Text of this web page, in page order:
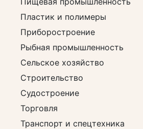
Пластик и полимеры
Приборостроение
Рыбная промышленность
Сельское хозяйство
Строительство
Судостроение
Торговля
Транспорт и спецтехника